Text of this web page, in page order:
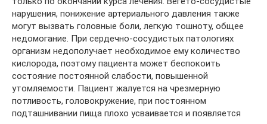
нарушения, понижение артериального давления также
могут вызвать головные боли, легкую тошноту, общее
недомогание. При сердечно-сосудистых патологиях
организм недополучает необходимое ему количество
кислорода, поэтому пациента может беспокоить
состояние постоянной слабости, повышенной
утомляемости. Пациент жалуется на чрезмерную
потливость, головокружение, при постоянном
подташнивании пища плохо усваивается и появляется